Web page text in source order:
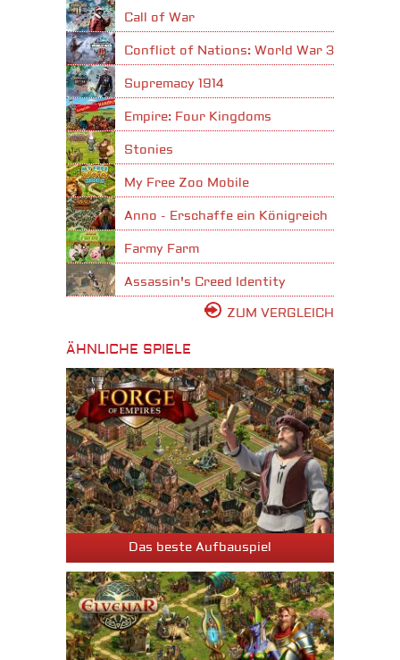
Call of War
Conflict of Nations: World War 3
Supremacy 1914
Empire: Four Kingdoms
Stonies
My Free Zoo Mobile
Anno - Erschaffe ein Königreich
Farmy Farm
Assassin's Creed Identity
ZUM VERGLEICH
ÄHNLICHE SPIELE
Das beste Aufbauspiel